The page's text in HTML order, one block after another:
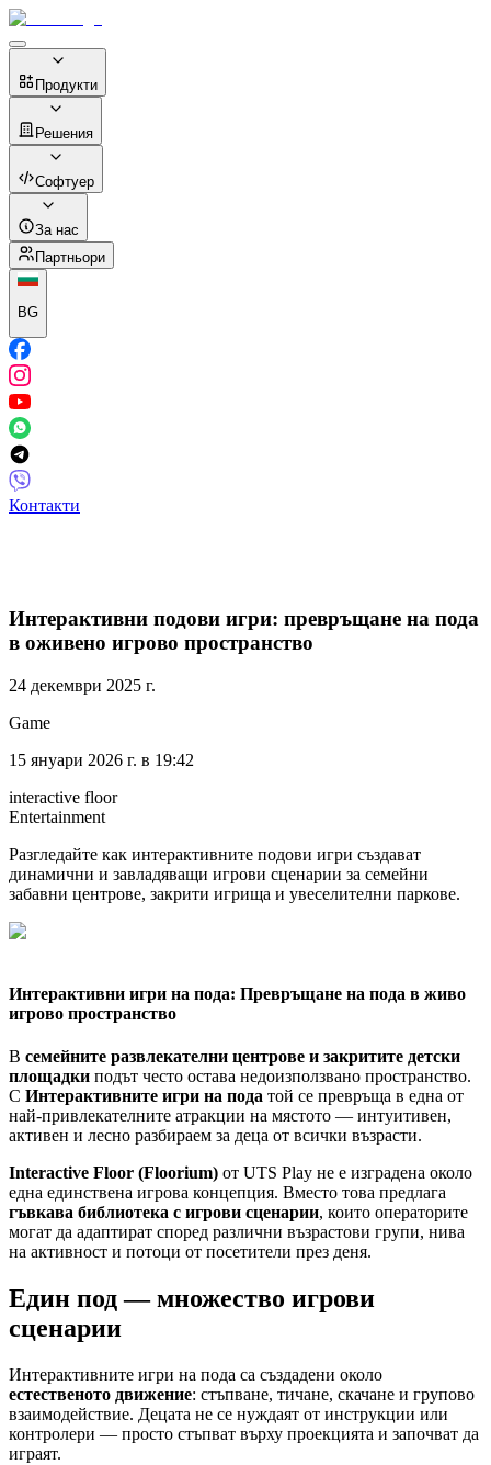
Продукти
Решения
Софтуер
За нас
Партньори
BG
Контакти
Интерактивни подови игри: превръщане на пода
в оживено игрово пространство
24 декември 2025 г.
Game
15 януари 2026 г. в 19:42
interactive floor
Entertainment
Разгледайте как интерактивните подови игри създават
динамични и завладяващи игрови сценарии за семейни
забавни центрове, закрити игрища и увеселителни паркове.
Интерактивни игри на пода: Превръщане на пода в живо
игрово пространство
В семейните развлекателни центрове и закритите детски
площадки подът често остава недоизползвано пространство.
С Интерактивните игри на пода той се превръща в една от
най-привлекателните атракции на мястото — интуитивен,
активен и лесно разбираем за деца от всички възрасти.
Interactive Floor (Floorium) от UTS Play не е изградена около
една единствена игрова концепция. Вместо това предлага
гъвкава библиотека с игрови сценарии, които операторите
могат да адаптират според различни възрастови групи, нива
на активност и потоци от посетители през деня.
Един под — множество игрови
сценарии
Интерактивните игри на пода са създадени около
естественото движение: стъпване, тичане, скачане и групово
взаимодействие. Децата не се нуждаят от инструкции или
контролери — просто стъпват върху проекцията и започват да
играят.